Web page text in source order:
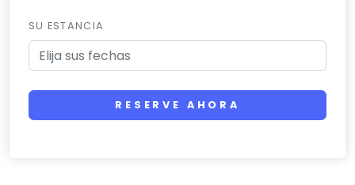
SU ESTANCIA
RESERVE AHORA